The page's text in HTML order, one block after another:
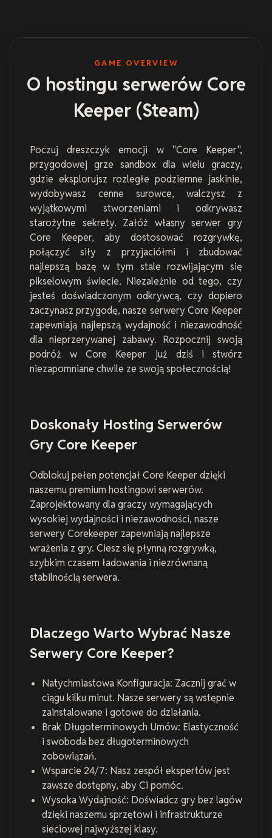
GAME OVERVIEW
O hostingu serwerów Core
Keeper (Steam)
Poczuj dreszczyk emocji w "Core Keeper",
przygodowej grze sandbox dla wielu graczy,
gdzie eksplorujsz rozległe podziemne jaskinie,
wydobywasz cenne surowce, walczysz z
wyjątkowymi stworzeniami i odkrywasz
starożytne sekrety. Załóż własny serwer gry
Core Keeper, aby dostosować rozgrywkę,
połączyć siły z przyjaciółmi i zbudować
najlepszą bazę w tym stale rozwijającym się
pikselowym świecie. Niezależnie od tego, czy
jesteś doświadczonym odkrywcą, czy dopiero
zaczynasz przygodę, nasze serwery Core Keeper
zapewniają najlepszą wydajność i niezawodność
dla nieprzerywanej zabawy. Rozpocznij swoją
podróż w Core Keeper już dziś i stwórz
niezapomniane chwile ze swoją społecznością!
Doskonały Hosting Serwerów
Gry Core Keeper
Odblokuj pełen potencjał Core Keeper dzięki
naszemu premium hostingowi serwerów.
Zaprojektowany dla graczy wymagających
wysokiej wydajności i niezawodności, nasze
serwery Corekeeper zapewniają najlepsze
wrażenia z gry. Ciesz się płynną rozgrywką,
szybkim czasem ładowania i niezrównaną
stabilnością serwera.
Dlaczego Warto Wybrać Nasze
Serwery Core Keeper?
Natychmiastowa Konfiguracja: Zacznij grać w
ciągu kilku minut. Nasze serwery są wstępnie
zainstalowane i gotowe do działania.
Brak Długoterminowych Umów: Elastyczność
i swoboda bez długoterminowych
zobowiązań.
Wsparcie 24/7: Nasz zespół ekspertów jest
zawsze dostępny, aby Ci pomóc.
Wysoka Wydajność: Doświadcz gry bez lagów
dzięki naszemu sprzętowi i infrastrukturze
sieciowej najwyższej klasy.